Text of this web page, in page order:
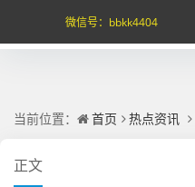
当前位置： 首页 热点资讯
正文
微信号： bbkk4404